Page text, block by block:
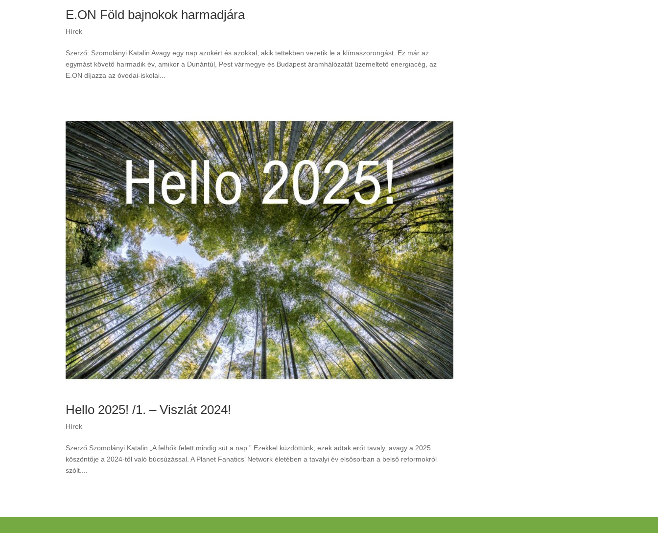
E.ON Föld bajnokok harmadjára
Hírek
Szerző: Szomolányi Katalin Avagy egy nap azokért és azokkal, akik tettekben vezetik le a klímaszorongást. Ez már az
egymást követő harmadik év, amikor a Dunántúl, Pest vármegye és Budapest áramhálózatát üzemeltető energiacég, az
E.ON díjazza az óvodai-iskolai...
Hello 2025! /1. – Viszlát 2024!
Hírek
Szerző Szomolányi Katalin „A felhők felett mindig süt a nap.” Ezekkel küzdöttünk, ezek adtak erőt tavaly, avagy a 2025
köszöntője a 2024-től való búcsúzással. A Planet Fanatics’ Network életében a tavalyi év elsősorban a belső reformokról
szólt....